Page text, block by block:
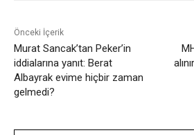
Önceki İçerik
Murat Sancak’tan Peker’in
iddialarına yanıt: Berat
Albayrak evime hiçbir zaman
gelmedi?